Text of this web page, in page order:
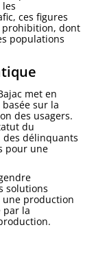
ces figures
prohibition, dont
populations
met en
sur la
des usagers.
du
délinquants
pour une
solutions
une production
par la